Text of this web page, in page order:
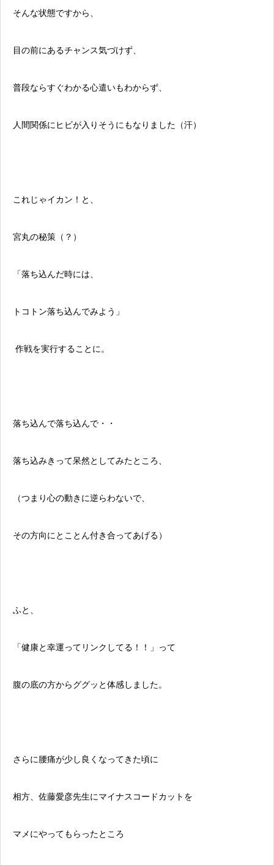
そんな状態ですから、
目の前にあるチャンス気づけず、
普段ならすぐわかる心遣いもわからず、
人間関係にヒビが入りそうにもなりました（汗）
これじゃイカン！と、
宮丸の秘策（？）
「落ち込んだ時には、
トコトン落ち込んでみよう」
作戦を実行することに。
落ち込んで落ち込んで・・
落ち込みきって呆然としてみたところ、
（つまり心の動きに逆らわないで、
その方向にとことん付き合ってあげる）
ふと、
「健康と幸運ってリンクしてる！！」って
腹の底の方からググッと体感しました。
さらに腰痛が少し良くなってきた頃に
相方、佐藤愛彦先生にマイナスコードカットを
マメにやってもらったところ